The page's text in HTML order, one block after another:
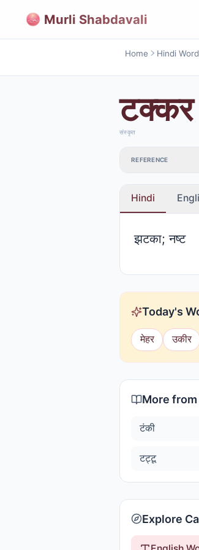
Murli Shabdavali
Home Hindi
टक्कर
संस्कृत
REFERENCE
Hindi
झटका; नष्ट
Today's
मेहर उकीर
More from
टंकी
टट्टू
Explore